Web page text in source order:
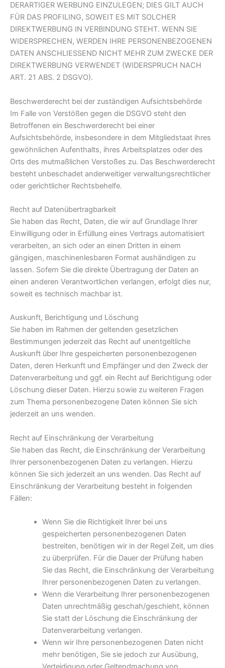
DERARTIGER WERBUNG EINZULEGEN; DIES GILT AUCH
FÜR DAS PROFILING, SOWEIT ES MIT SOLCHER
DIREKTWERBUNG IN VERBINDUNG STEHT. WENN SIE
WIDERSPRECHEN, WERDEN IHRE PERSONENBEZOGENEN
DATEN ANSCHLIESSEND NICHT MEHR ZUM ZWECKE DER
DIREKTWERBUNG VERWENDET (WIDERSPRUCH NACH
ART. 21 ABS. 2 DSGVO).
Beschwerde­recht bei der zuständigen Aufsichts­behörde
Im Falle von Verstößen gegen die DSGVO steht den
Betroffenen ein Beschwerderecht bei einer
Aufsichtsbehörde, insbesondere in dem Mitgliedstaat ihres
gewöhnlichen Aufenthalts, ihres Arbeitsplatzes oder des
Orts des mutmaßlichen Verstoßes zu. Das Beschwerderecht
besteht unbeschadet anderweitiger verwaltungsrechtlicher
oder gerichtlicher Rechtsbehelfe.
Recht auf Daten­übertrag­barkeit
Sie haben das Recht, Daten, die wir auf Grundlage Ihrer
Einwilligung oder in Erfüllung eines Vertrags automatisiert
verarbeiten, an sich oder an einen Dritten in einem
gängigen, maschinenlesbaren Format aushändigen zu
lassen. Sofern Sie die direkte Übertragung der Daten an
einen anderen Verantwortlichen verlangen, erfolgt dies nur,
soweit es technisch machbar ist.
Auskunft, Berichtigung und Löschung
Sie haben im Rahmen der geltenden gesetzlichen
Bestimmungen jederzeit das Recht auf unentgeltliche
Auskunft über Ihre gespeicherten personenbezogenen
Daten, deren Herkunft und Empfänger und den Zweck der
Datenverarbeitung und ggf. ein Recht auf Berichtigung oder
Löschung dieser Daten. Hierzu sowie zu weiteren Fragen
zum Thema personenbezogene Daten können Sie sich
jederzeit an uns wenden.
Recht auf Einschränkung der Verarbeitung
Sie haben das Recht, die Einschränkung der Verarbeitung
Ihrer personenbezogenen Daten zu verlangen. Hierzu
können Sie sich jederzeit an uns wenden. Das Recht auf
Einschränkung der Verarbeitung besteht in folgenden
Fällen:
Wenn Sie die Richtigkeit Ihrer bei uns
gespeicherten personenbezogenen Daten
bestreiten, benötigen wir in der Regel Zeit, um dies
zu überprüfen. Für die Dauer der Prüfung haben
Sie das Recht, die Einschränkung der Verarbeitung
Ihrer personenbezogenen Daten zu verlangen.
Wenn die Verarbeitung Ihrer personenbezogenen
Daten unrechtmäßig geschah/geschieht, können
Sie statt der Löschung die Einschränkung der
Datenverarbeitung verlangen.
Wenn wir Ihre personenbezogenen Daten nicht
mehr benötigen, Sie sie jedoch zur Ausübung,